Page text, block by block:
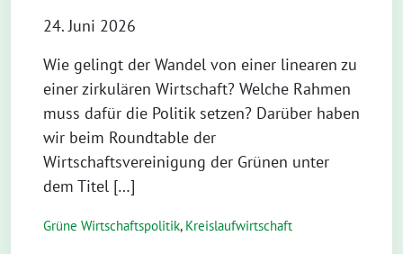
24. Juni 2026
Wie gelingt der Wandel von einer linearen zu
einer zirkulären Wirtschaft? Welche Rahmen
muss dafür die Politik setzen? Darüber haben
wir beim Roundtable der
Wirtschaftsvereinigung der Grünen unter
dem Titel […]
Grüne Wirtschaftspolitik, Kreislaufwirtschaft